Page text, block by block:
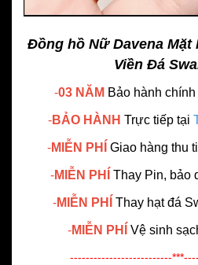
Đồng hồ Nữ Davena Mặt
Viền Đá
-03 NĂM Bảo hành chính
-BẢO HÀNH Trực tiếp tại
-MIỄN PHÍ Giao hàng thu
-MIỄN PHÍ Thay Pin, bảo
-MIỄN PHÍ Thay hạt đá
-MIỄN PHÍ Vệ sinh
--------------------------